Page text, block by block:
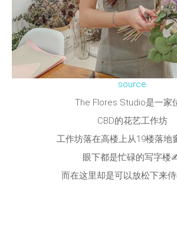
source
The Flores Studio是一家
CBD的花艺工作坊
工作坊落在高楼上从19楼落地
眼下都是忙碌的写字
而在这里却是可以放松下来